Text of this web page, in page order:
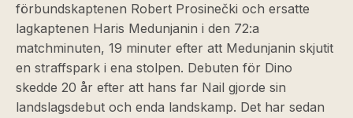
förbundskaptenen Robert Prosinečki och ersatte
lagkaptenen Haris Medunjanin i den 72:a
matchminuten, 19 minuter efter att Medunjanin skjutit
en straffspark i ena stolpen. Debuten för Dino
skedde 20 år efter att hans far Nail gjorde sin
landslagsdebut och enda landskamp. Det har sedan